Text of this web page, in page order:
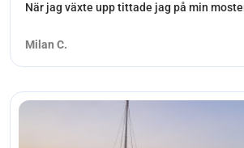
När jag växte upp tittade jag på min
Milan C.